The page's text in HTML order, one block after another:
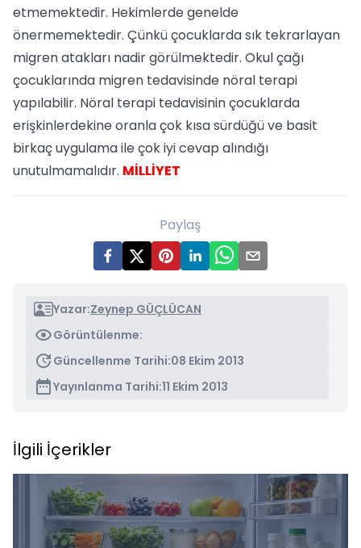
etmemektedir. Hekimlerde genelde
önermemektedir. Çünkü çocuklarda sık tekrarlayan
migren atakları nadir görülmektedir. Okul çağı
çocuklarında migren tedavisinde nöral terapi
yapılabilir. Nöral terapi tedavisinin çocuklarda
erişkinlerdekine oranla çok kısa sürdüğü ve basit
birkaç uygulama ile çok iyi cevap alındığı
unutulmamalıdır. MİLLİYET
Paylaş
Yazar:Zeynep GÜÇLÜCAN
Görüntülenme:
Güncellenme Tarihi:08 Ekim 2013
Yayınlanma Tarihi:11 Ekim 2013
İlgili İçerikler